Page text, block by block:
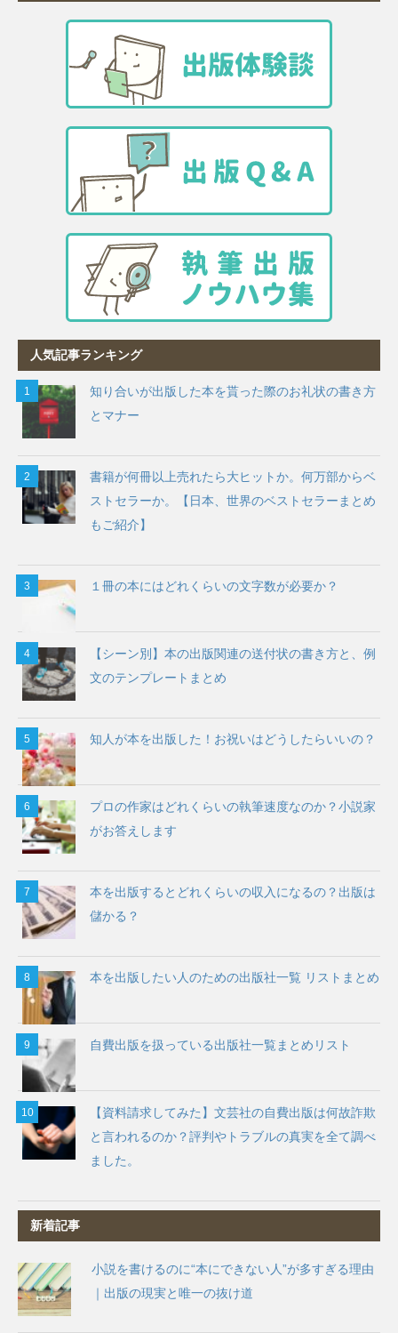
人気記事ランキング
知り合いが出版した本を貰った際のお礼状の書き方
とマナー
書籍が何冊以上売れたら大ヒットか。何万部からベ
ストセラーか。【日本、世界のベストセラーまとめ
もご紹介】
１冊の本にはどれくらいの文字数が必要か？
【シーン別】本の出版関連の送付状の書き方と、例
文のテンプレートまとめ
知人が本を出版した！お祝いはどうしたらいいの？
プロの作家はどれくらいの執筆速度なのか？小説家
がお答えします
本を出版するとどれくらいの収入になるの？出版は
儲かる？
本を出版したい人のための出版社一覧 リストまとめ
自費出版を扱っている出版社一覧まとめリスト
【資料請求してみた】文芸社の自費出版は何故詐欺
と言われるのか？評判やトラブルの真実を全て調べ
ました。
新着記事
小説を書けるのに“本にできない人”が多すぎる理由
｜出版の現実と唯一の抜け道